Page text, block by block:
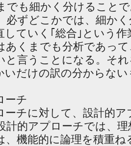
でも細かく分けること
ずどこかでは、細か
していく｢総合｣という
あくまでも分析であっ
と言うことになる。そ
いだけの訳の分からな
ーチ
チに対して、設計的ア
計的アプローチでは、
、機能的に論理を積重